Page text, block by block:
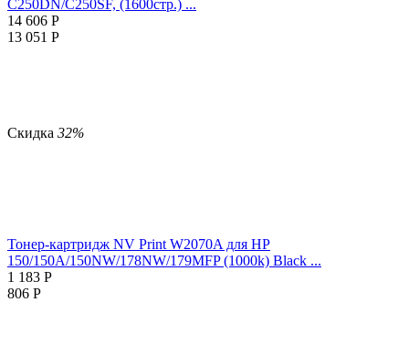
C250DN/C250SF, (1600стр.) ...
14 606 Р
13 051 Р
Скидка 32%
Тонер-картридж NV Print W2070A для HP
150/150A/150NW/178NW/179MFP (1000k) Black ...
1 183 Р
806 Р